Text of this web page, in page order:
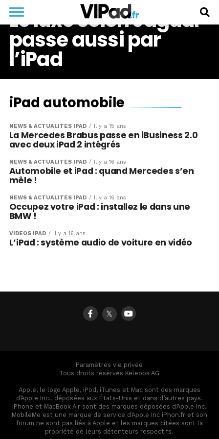
Le luxe selon Jaguar
passe aussi par
l’iPad
iPad automobile
NEWS & ACTUALITÉS IPAD Il y a 15 ans
La Mercedes Brabus passe en iBusiness 2.0
avec deux iPad 2 intégrés
NEWS & ACTUALITÉS IPAD Il y a 16 ans
Automobile et iPad : quand Mercedes s’en
mêle !
NEWS & ACTUALITÉS IPAD Il y a 16 ans
Occupez votre iPad : installez le dans une
BMW !
VIDÉOS IPAD Il y a 16 ans
L’iPad : système audio de voiture en vidéo
𝕏
Paramètres vie privée
Tous droits réservés Keleops AG
Apple, le logo Apple, iPod, iTunes et Mac sont des marques
d’Apple Inc., déposées aux États-Unis et dans d’autres pays.
iPhone et MacBook Air sont des marques déposées d’Apple Inc.
MobileMe est une marque de service d’Apple Inc iPhon.fr et son
forum ne sont pas liés à Apple et les marques citées sont la
propriété de leurs détenteurs respectifs.